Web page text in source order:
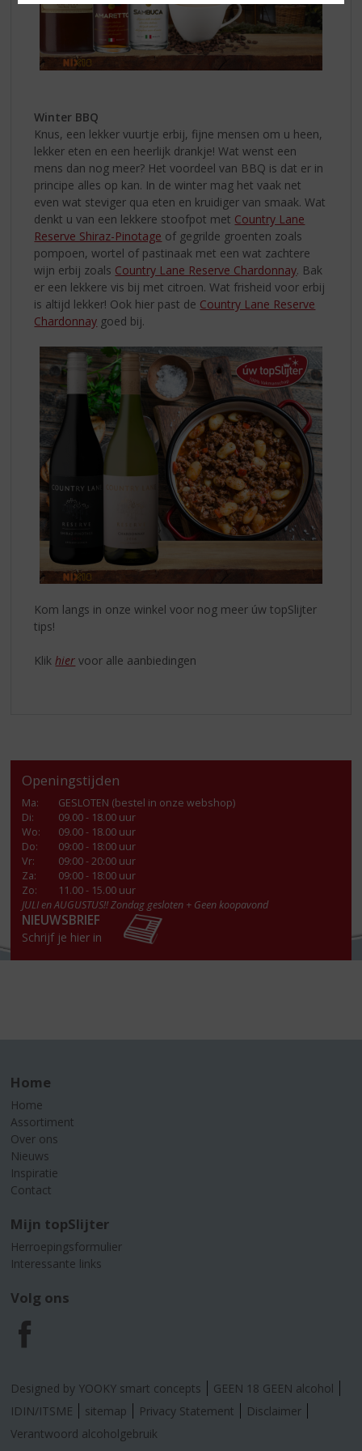
Winter BBQ
Knus, een lekker vuurtje erbij, fijne mensen om u heen,
lekker eten en een heerlijk drankje! Wat wenst een
mens dan nog meer? Het voordeel van BBQ is dat er in
principe alles op kan. In de winter mag het vaak net
even wat steviger qua eten en kruidiger van smaak. Wat
denkt u van een lekkere stoofpot met Country Lane
Reserve Shiraz-Pinotage of gegrilde groenten zoals
pompoen, wortel of pastinaak met een wat zachtere
wijn erbij zoals Country Lane Reserve Chardonnay. Bak
er een lekkere vis bij met citroen. Wat frisheid voor erbij
is altijd lekker! Ook hier past de Country Lane Reserve
Chardonnay goed bij.
Kom langs in onze winkel voor nog meer úw topSlijter
tips!
Klikhier voor alle aanbiedingen
Openingstijden
Ma:
GESLOTEN (bestel in onze webshop)
Di:
09.00 - 18.00 uur
Wo:
09.00 - 18.00 uur
Do:
09:00 - 18:00 uur
Vr:
09:00 - 20:00 uur
Za:
09:00 - 18:00 uur
Zo:
11.00 - 15.00 uur
JULI en AUGUSTUS!! Zondag gesloten + Geen koopavond
NIEUWSBRIEF
Schrijf je hier in
Home
Home
Assortiment
Over ons
Nieuws
Inspiratie
Contact
Mijn topSlijter
Herroepingsformulier
Interessante links
Volg ons
F
a
c
Designed by YOOKY smart concepts
GEEN 18 GEEN alcohol
IDIN/ITSME
sitemap Privacy Statement
Disclaimer
Verantwoord alcoholgebruik